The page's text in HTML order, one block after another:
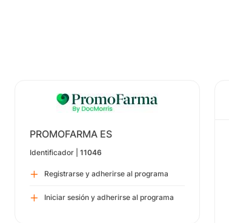
PROMOFARMA ES
Identificador | 11046
Registrarse y adherirse al programa
Iniciar sesión y adherirse al programa